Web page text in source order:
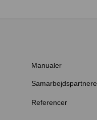
Manualer
Samarbejdspartnere
Referencer